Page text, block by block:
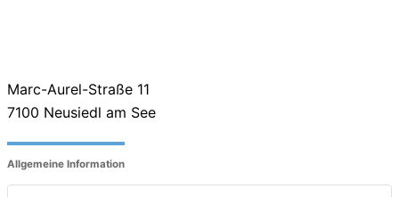
Marc-Aurel-Straße 11
7100 Neusiedl am See
Allgemeine Information